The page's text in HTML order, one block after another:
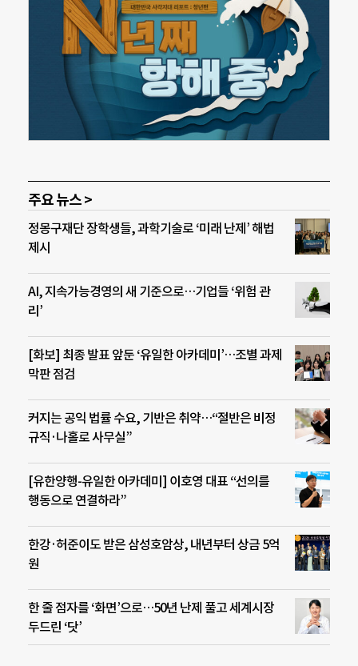
주요 뉴스 >
정몽구재단 장학생들, 과학기술로 ‘미래 난제’ 해법
제시
AI, 지속가능경영의 새 기준으로…기업들 ‘위험 관
리’
[화보] 최종 발표 앞둔 ‘유일한 아카데미’…조별 과제
막판 점검
커지는 공익 법률 수요, 기반은 취약…“절반은 비정
규직·나홀로 사무실”
[유한양행-유일한 아카데미] 이호영 대표 “선의를
행동으로 연결하라”
한강·허준이도 받은 삼성호암상, 내년부터 상금 5억
원
한 줄 점자를 ‘화면’으로…50년 난제 풀고 세계시장
두드린 ‘닷’